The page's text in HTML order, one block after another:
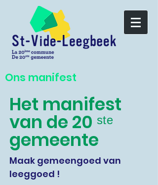
Ons manifest
Het manifest
van de 20 ˢᵗᵉ
gemeente
Maak gemeengoed van
leeggoed !